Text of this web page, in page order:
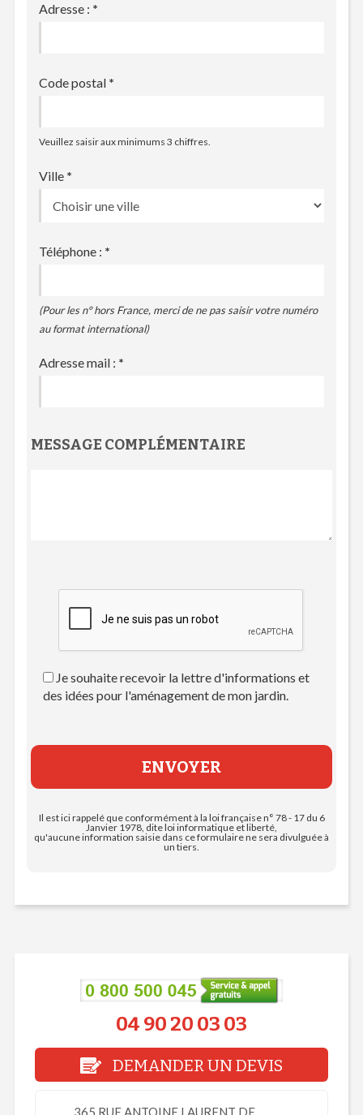
04 90 20 03 03
DEMANDER UN DEVIS
Adresse : *
Code postal *
Veuillez saisir aux minimums 3 chiffres.
Ville *
Téléphone : *
(Pour les n° hors France, merci de ne pas saisir votre numéro
au format international)
Adresse mail : *
MESSAGE COMPLÉMENTAIRE
Je souhaite recevoir la lettre d'informations et
des idées pour l'aménagement de mon jardin.
Il est ici rappelé que conformément à la loi française n° 78 - 17 du 6
Janvier 1978, dite loi informatique et liberté,
qu'aucune information saisie dans ce formulaire ne sera divulguée à
un tiers.